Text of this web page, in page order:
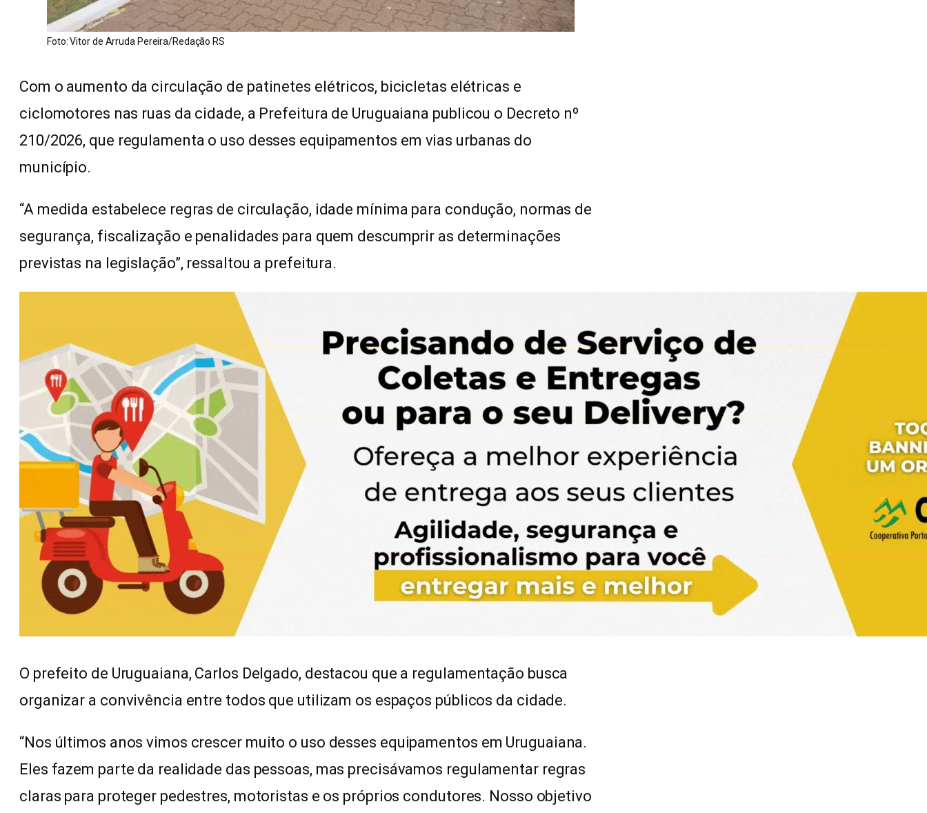
Foto: Vitor de Arruda Pereira/Redação RS
Com o aumento da circulação de patinetes elétricos, bicicletas elétricas e
ciclomotores nas ruas da cidade, a Prefeitura de Uruguaiana publicou o Decreto nº
210/2026, que regulamenta o uso desses equipamentos em vias urbanas do
município.
“A medida estabelece regras de circulação, idade mínima para condução, normas de
segurança, fiscalização e penalidades para quem descumprir as determinações
previstas na legislação”, ressaltou a prefeitura.
O prefeito de Uruguaiana, Carlos Delgado, destacou que a regulamentação busca
organizar a convivência entre todos que utilizam os espaços públicos da cidade.
“Nos últimos anos vimos crescer muito o uso desses equipamentos em Uruguaiana.
Eles fazem parte da realidade das pessoas, mas precisávamos regulamentar regras
claras para proteger pedestres, motoristas e os próprios condutores. Nosso objetivo